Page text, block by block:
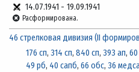
14.07.1941 - 19.09.1941
Расформирована.
46 стрелковая дивизия (II
176 сп, 314 сп, 840 сп, 393 ап,
49 рб, 40 сапб, 66 обс, 36